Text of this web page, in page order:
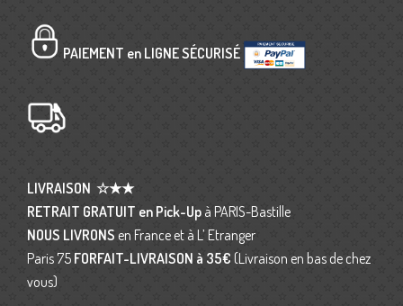
PAIEMENT en LIGNE SÉCURISÉ
LIVRAISON ☆★★
RETRAIT GRATUIT en Pick-Up à PARIS-Bastille
NOUS LIVRONS en France et à L’ Etranger
Paris 75 FORFAIT-LIVRAISON à 35€ (Livraison en bas de chez
vous)